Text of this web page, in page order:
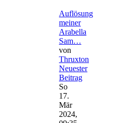
Auflösung
meiner
Arabella
Sam…
von
Thruxton
Neuester
Beitrag
So
17.
Mär
2024,